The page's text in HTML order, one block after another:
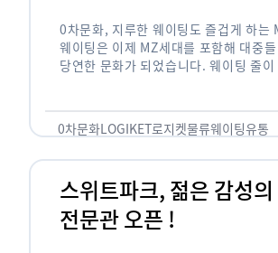
0차문화, 지루한 웨이팅도 즐겁게 하는
웨이팅은 이제 MZ세대를 포함해 대중
당연한 문화가 되었습니다. 웨이팅 줄
0차문화LOGIKET로지켓물류웨이팅유통
스위트파크, 젊은 감성
전문관 오픈 !